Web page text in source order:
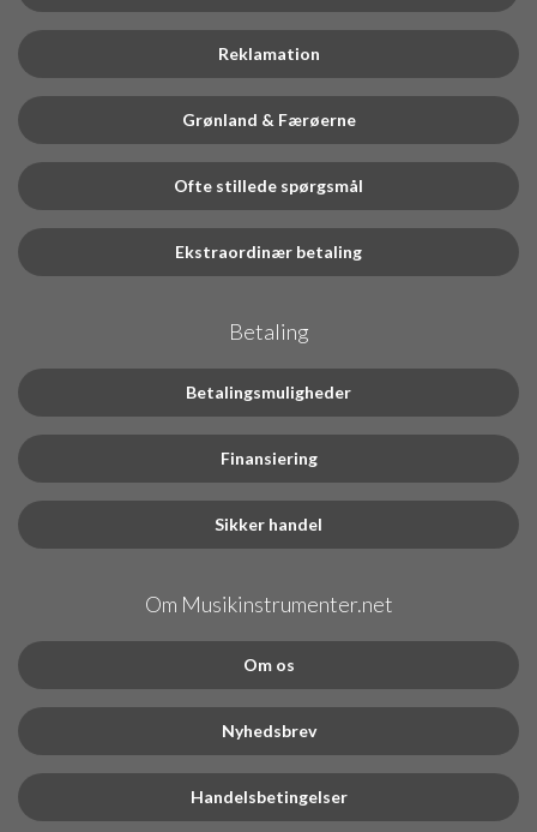
Reklamation
Grønland & Færøerne
Ofte stillede spørgsmål
Ekstraordinær betaling
Betaling
Betalingsmuligheder
Finansiering
Sikker handel
Om Musikinstrumenter.net
Om os
Nyhedsbrev
Handelsbetingelser